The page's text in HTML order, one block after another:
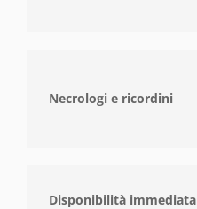
Necrologi e ricordini
Disponibilità immediata